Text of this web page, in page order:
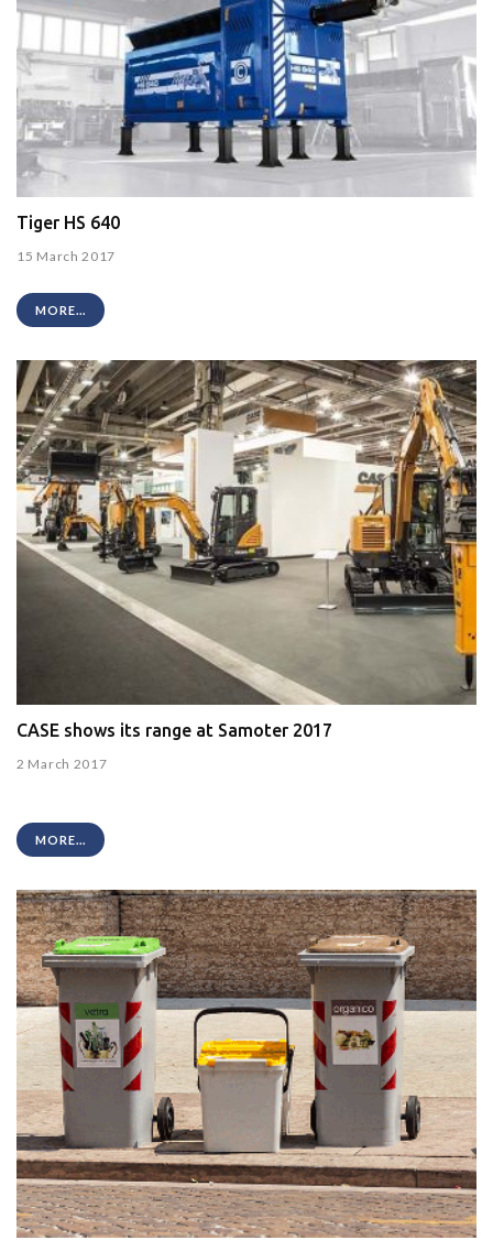
Tiger HS 640
15 March 2017
MORE...
CASE shows its range at Samoter 2017
2 March 2017
MORE...